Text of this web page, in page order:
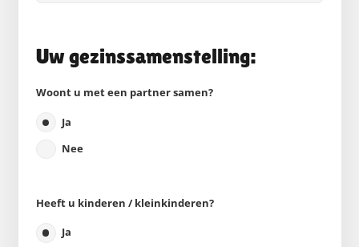
Uw gezinssamenstelling:
Woont u met een partner samen?
Ja
Nee
Heeft u kinderen / kleinkinderen?
Ja